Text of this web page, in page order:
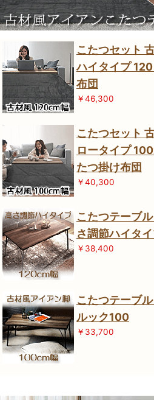
こたつセット
ハイタイプ
布団
￥46,300
こたつセット
ロータイプ
たつ掛け布団
￥40,300
こたつテーブ
さ調節ハイタ
￥38,400
こたつテーブ
ルック100
￥33,700